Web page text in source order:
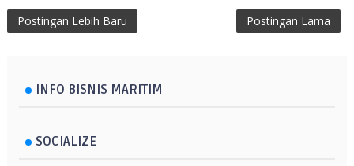
Postingan Lebih Baru Postingan Lama
INFO BISNIS MARITIM
SOCIALIZE